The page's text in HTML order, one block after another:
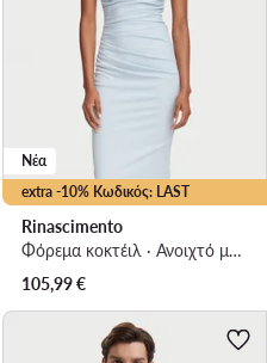
extra -10% Κωδικός: LAST
Νέα
Rinascimento
Φόρεμα κοκτέιλ · Ανοιχτό μπλε · Midi
105,99€